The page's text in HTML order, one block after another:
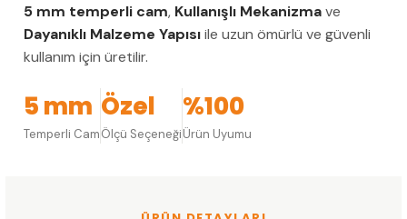
5 mm temperli cam, Kullanışlı Mekanizmave
Dayanıklı Malzeme Yapısıile uzun ömürlü ve güvenli
kullanım için üretilir.
5 mm
Temperli Cam
Özel
Ölçü Seçeneği
%100
Ürün Uyumu